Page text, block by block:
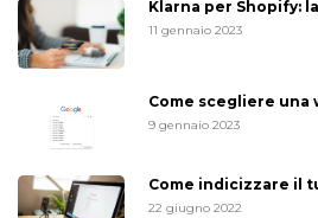
Klarna per Shopify:
11 gennaio 2023
Come scegliere una
9 gennaio 2023
Come indicizzare il
22 giugno 2022